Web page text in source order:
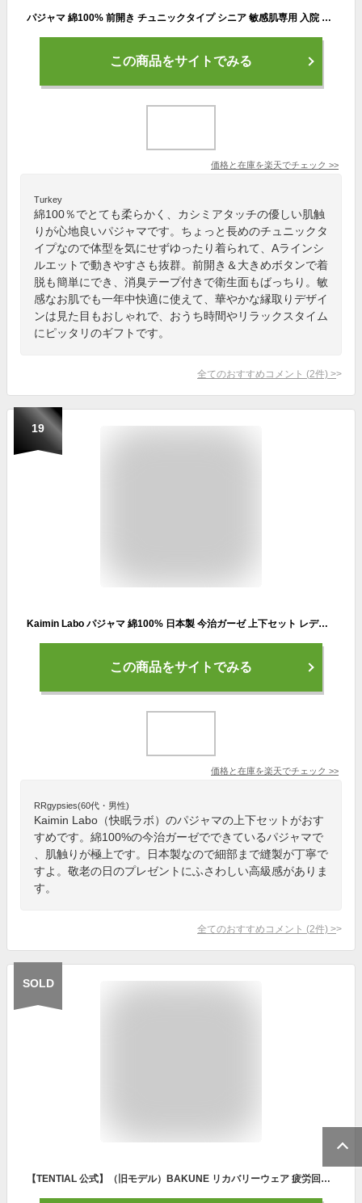
パジャマ 綿100% 前開き チュニックタイプ シニア 敏感肌専用 入院 おしゃれ レディース かわいい 介護 体型カバー ルームウェア 部屋着 寝巻 Papillon Wear 無料ラッピング
この商品をサイトでみる
価格と在庫を楽天でチェック >>
Turkey
綿100％でとても柔らかく、カシミアタッチの優しい肌触
りが心地良いパジャマです。ちょっと長めのチュニックタ
イプなので体型を気にせずゆったり着られて、Aラインシ
ルエットで動きやすさも抜群。前開き＆大きめボタンで着
脱も簡単にでき、消臭テープ付きで衛生面もばっちり。敏
感なお肌でも一年中快適に使えて、華やかな縁取りデザイ
ンは見た目もおしゃれで、おうち時間やリラックスタイム
にピッタリのギフトです。
全てのおすすめコメント (2件) >
19
Kaimin Labo パジャマ 綿100% 日本製 今治ガーゼ 上下セット レディース ルームウェア 長袖 前開き 春秋冬 ギフト プレゼント 入院 病院 お揃い おそろい ペアルック ペアパジャマ ブランド おしゃれ 高級 おすすめ おばあちゃん 母親 全4色 M-L
この商品をサイトでみる
価格と在庫を楽天でチェック >>
RRgypsies(60代・男性)
Kaimin Labo（快眠ラボ）のパジャマの上下セットがおす
すめです。綿100%の今治ガーゼでできているパジャマで
、肌触りが極上です。日本製なので細部まで縫製が丁寧で
すよ。敬老の日のプレゼントにふさわしい高級感がありま
す。
全てのおすすめコメント (2件) >
SOLD
【TENTIAL 公式】（旧モデル）BAKUNE リカバリーウェア 疲労回復 パジャマ メンズ レディース 上下セット トップス ボトムス テンシャル バクネ スウェット ユニセックス ルームウェア 部屋着 健康 プレゼント ギフト 一般医療機器 血行促進